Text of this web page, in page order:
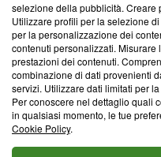
Redazione
Informativa Privacy
Cookie Policy
Blasting SA, IDI CHE-
Lugano (Svizzera) Tel:+39
© 2026 Blasting News
selezione della pubblicità. Creare
Utilizzare profili per la selezione
per la personalizzazione dei
contenuti personalizzati.
prestazioni dei contenuti.
combinazione di dati provenienti
servizi. Utilizzare dati limitati per
Per conoscere nel dettaglio quali
in qualsiasi momento, le tue
Cookie Policy.